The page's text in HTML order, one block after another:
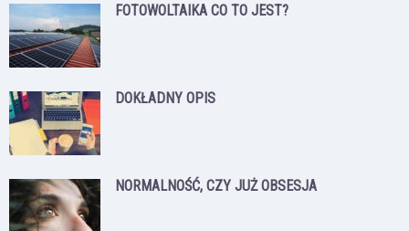
FOTOWOLTAIKA CO TO JEST?
DOKŁADNY OPIS
NORMALNOŚĆ, CZY JUŻ OBSESJA